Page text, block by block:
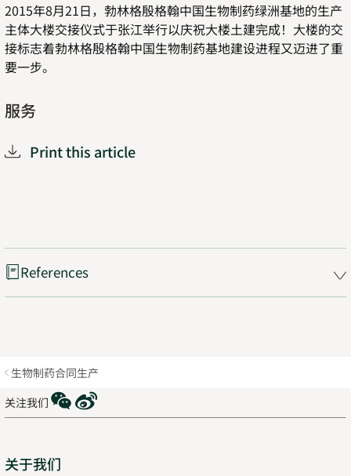
2015年8月21日，勃林格殷格翰中国生物制药绿洲基地的生产
主体大楼交接仪式于张江举行以庆祝大楼土建完成！大楼的交
接标志着勃林格殷格翰中国生物制药基地建设进程又迈进了重
要一步。
服务
Print this article
References
生物制药合同生产
关注我们
WeChat
Weibo
Sitemap
关于我们